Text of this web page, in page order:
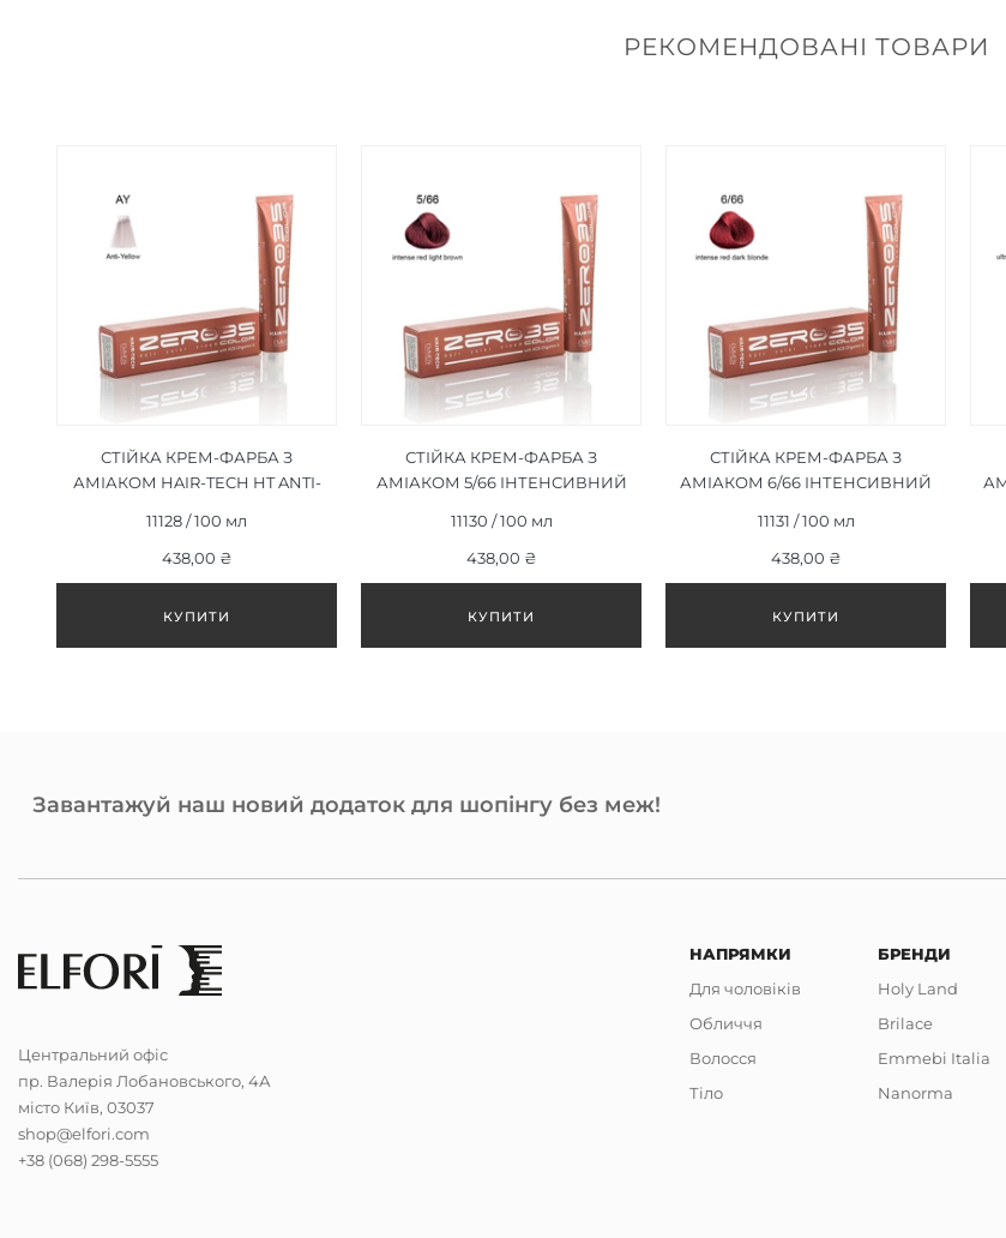
РЕКОМЕНДОВАНІ ТОВАРИ
СТІЙКА КРЕМ-ФАРБА З
АМІАКОМ HAIR-TECH HT ANTI-
100ML
11128 / 100 мл
438,00 ₴
СТІЙКА КРЕМ-ФАРБА З
АМІАКОМ 5/66 ІНТЕНСИВНИЙ
КОРИЧНЕВИЙ/INTENSE RED
LIGHT BROWN 100ML
11130 / 100 мл
438,00 ₴
СТІЙКА КРЕМ-ФАРБА З
АМІАКОМ 6/66 ІНТЕНСИВНИЙ
РУСЯВИЙ/INTENSE RED DARK
BLONDE 100ML
11131 / 100 мл
438,00 ₴
Завантажуй наш новий додаток для шопінгу без меж!
Центральний офіс
пр. Валерія Лобановського, 4А
місто Київ, 03037
shop@elfori.com
+38 (068) 298-5555
НАПРЯМКИ
Для чоловіків
Обличчя
Волосся
Тіло
БРЕНДИ
Holy Land
Brilace
Emmebi Italia
Nanorma